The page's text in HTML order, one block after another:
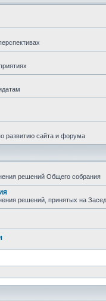
развитию сайта и форума
решений Общего собрания
решений, принятых на